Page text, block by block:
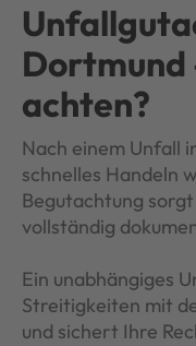
Dortmund
achten?
Nach einem Unfall
schnelles Handeln
Begutachtung
vollständig
Ein unabhängiges
Streitigkeiten mit
und sichert Ihre